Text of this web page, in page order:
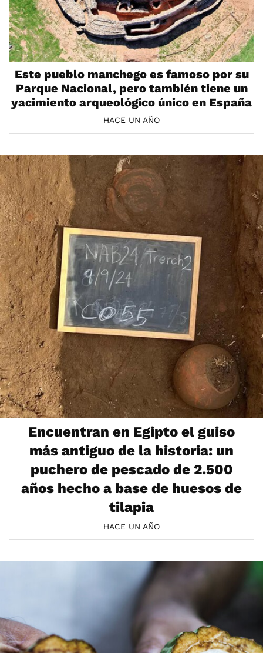
Este pueblo manchego es famoso por su
Parque Nacional, pero también tiene un
yacimiento arqueológico único en España
HACE UN AÑO
Encuentran en Egipto el guiso
más antiguo de la historia: un
puchero de pescado de 2.500
años hecho a base de huesos de
tilapia
HACE UN AÑO